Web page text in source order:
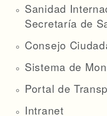
Sanidad
Secretaría de
Consejo
Sistema de
Portal de
Intranet